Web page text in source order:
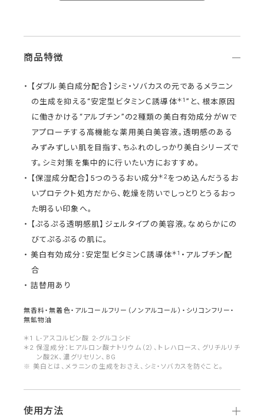
商品特徴
【ダブル美白成分配合】シミ・ソバカスの元であるメラニン
の生成を抑える“安定型ビタミンＣ誘導体＊1”と、根本原因
に働きかける“アルブチン”の2種類の美白有効成分がWで
アプローチする高機能な薬用美白美容液。透明感のある
みずみずしい肌を目指す、ちふれのしっかり美白シリーズで
す。シミ対策を集中的に行いたい方におすすめ。
【保湿成分配合】5つのうるおい成分＊2 をつめ込んだうるお
いプロテクト処方だから、乾燥を防いでしっとりとうるおっ
た明るい印象へ。
【ぷるぷる透明感肌】ジェルタイプの美容液。なめらかにの
びてぷるぷるの肌に。
美白有効成分：安定型ビタミンＣ誘導体＊1 ・アルブチン配
合
詰替用あり
無香料・無着色・アルコールフリー（ノンアルコール）・シリコンフリー・
無鉱物油
＊1 L-アスコルビン酸 2-グルコシド
＊2 保湿成分：ヒアルロン酸ナトリウム（2）、トレハロース、グリチルリチ
ン酸2K、濃グリセリン、BG
※ 美白とは、メラニンの生成をおさえ、シミ・ソバカスを防ぐこと。
使用方法